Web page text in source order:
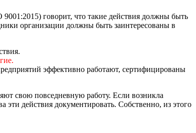
говорит, что такие действия должны быть
организации должны быть заинтересованы в
эффективно работают, сертифицированы
свою повседневную работу. Если возникла
эти действия документировать. Собственно, из этого